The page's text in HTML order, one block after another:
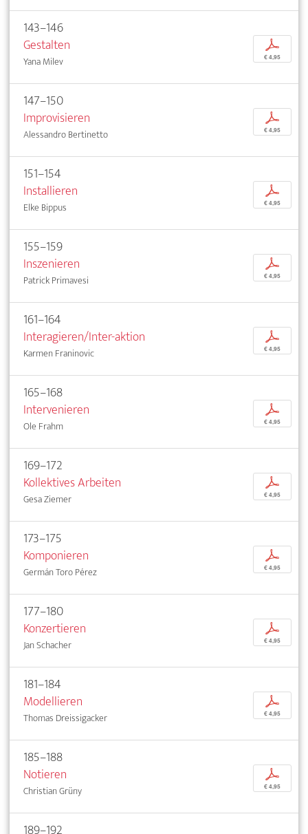
143–146
Gestalten
Yana Milev
p
€ 4,95
147–150
Improvisieren
Alessandro Bertinetto
p
€ 4,95
151–154
Installieren
Elke Bippus
p
€ 4,95
155–159
Inszenieren
Patrick Primavesi
p
€ 4,95
161–164
Interagieren/Inter-aktion
Karmen Franinovic
p
€ 4,95
165–168
Intervenieren
Ole Frahm
p
€ 4,95
169–172
Kollektives Arbeiten
Gesa Ziemer
p
€ 4,95
173–175
Komponieren
Germán Toro Pérez
p
€ 4,95
177–180
Konzertieren
Jan Schacher
p
€ 4,95
181–184
Modellieren
Thomas Dreissigacker
p
€ 4,95
185–188
Notieren
Christian Grüny
p
€ 4,95